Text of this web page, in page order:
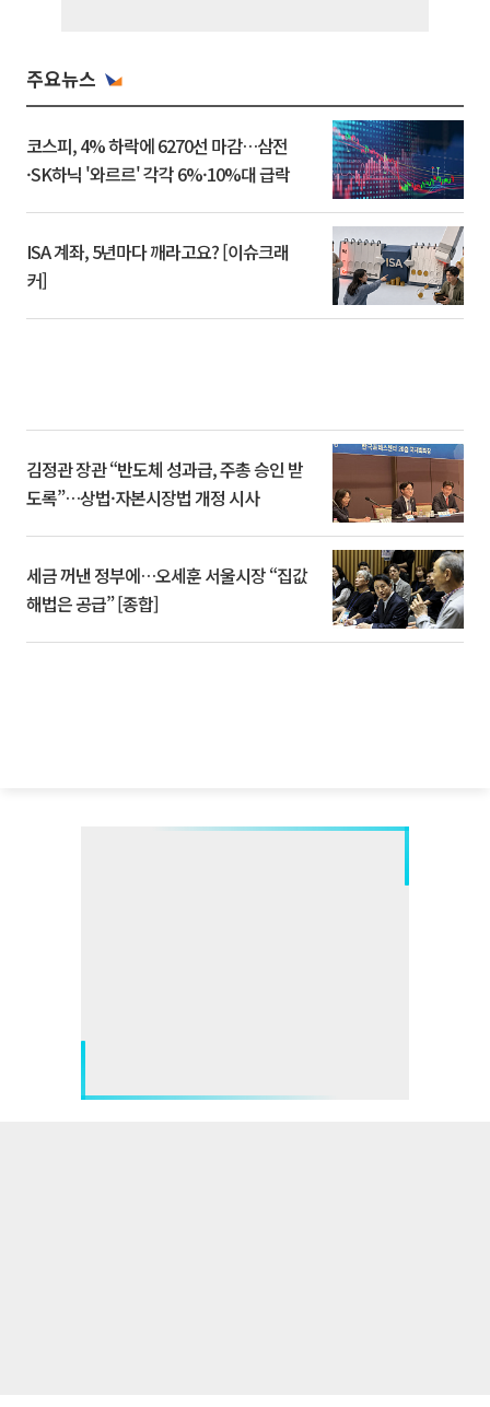
주요뉴스
코스피, 4% 하락에 6270선 마감…삼전
·SK하닉 '와르르' 각각 6%·10%대 급락
ISA 계좌, 5년마다 깨라고요? [이슈크래
커]
김정관 장관 “반도체 성과급, 주총 승인 받
도록”…상법·자본시장법 개정 시사
세금 꺼낸 정부에…오세훈 서울시장 “집값
해법은 공급” [종합]